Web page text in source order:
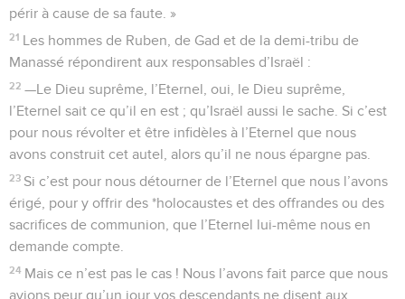
périr à cause de sa faute. »
21 Les hommes de Ruben, de Gad et de la demi-tribu de
Manassé répondirent aux responsables d’Israël :
22 —Le Dieu suprême, l’Eternel, oui, le Dieu suprême,
l’Eternel sait ce qu’il en est ; qu’Israël aussi le sache. Si c’est
pour nous révolter et être infidèles à l’Eternel que nous
avons construit cet autel, alors qu’il ne nous épargne pas.
23 Si c’est pour nous détourner de l’Eternel que nous l’avons
érigé, pour y offrir des *holocaustes et des offrandes ou des
sacrifices de communion, que l’Eternel lui-même nous en
demande compte.
24 Mais ce n’est pas le cas ! Nous l’avons fait parce que nous
avions peur qu’un jour vos descendants ne disent aux